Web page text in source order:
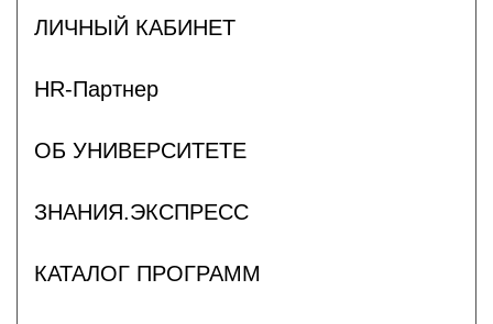
ЛИЧНЫЙ КАБИНЕТ
HR-Партнер
ОБ УНИВЕРСИТЕТЕ
ЗНАНИЯ.ЭКСПРЕСС
КАТАЛОГ ПРОГРАММ